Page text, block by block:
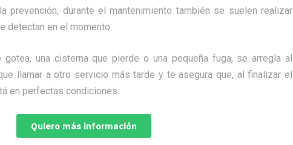
prevención, durante el mantenimiento también se suelen realizar
detectan en el momento.
una cisterna que pierde o una pequeña fuga, se arregla al
llamar a otro servicio más tarde y te asegura que, al finalizar el
en perfectas condiciones.
Quiero más información